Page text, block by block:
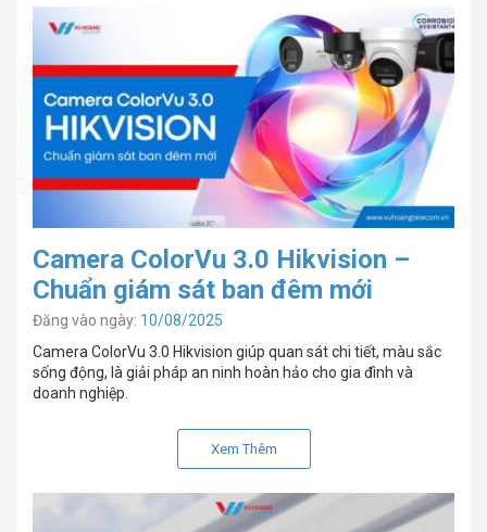
Camera ColorVu 3.0 Hikvision –
Chuẩn giám sát ban đêm mới
Đăng vào ngày: 10/08/2025
Camera ColorVu 3.0 Hikvision giúp quan sát chi tiết, màu sắc
sống động, là giải pháp an ninh hoàn hảo cho gia đình và
doanh nghiệp.
Xem Thêm